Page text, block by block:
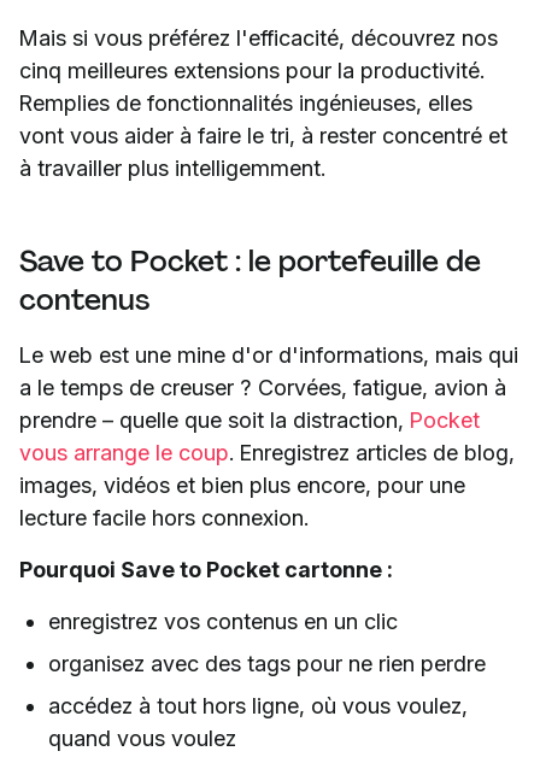
Mais si vous préférez l'efficacité, découvrez nos
cinq meilleures extensions pour la productivité.
Remplies de fonctionnalités ingénieuses, elles
vont vous aider à faire le tri, à rester concentré et
à travailler plus intelligemment.
Save to Pocket : le portefeuille de
contenus
Le web est une mine d'or d'informations, mais qui
a le temps de creuser ? Corvées, fatigue, avion à
prendre – quelle que soit la distraction, Pocket
vous arrange le coup. Enregistrez articles de blog,
images, vidéos et bien plus encore, pour une
lecture facile hors connexion.
Pourquoi Save to Pocket cartonne :
enregistrez vos contenus en un clic
organisez avec des tags pour ne rien perdre
accédez à tout hors ligne, où vous voulez,
quand vous voulez